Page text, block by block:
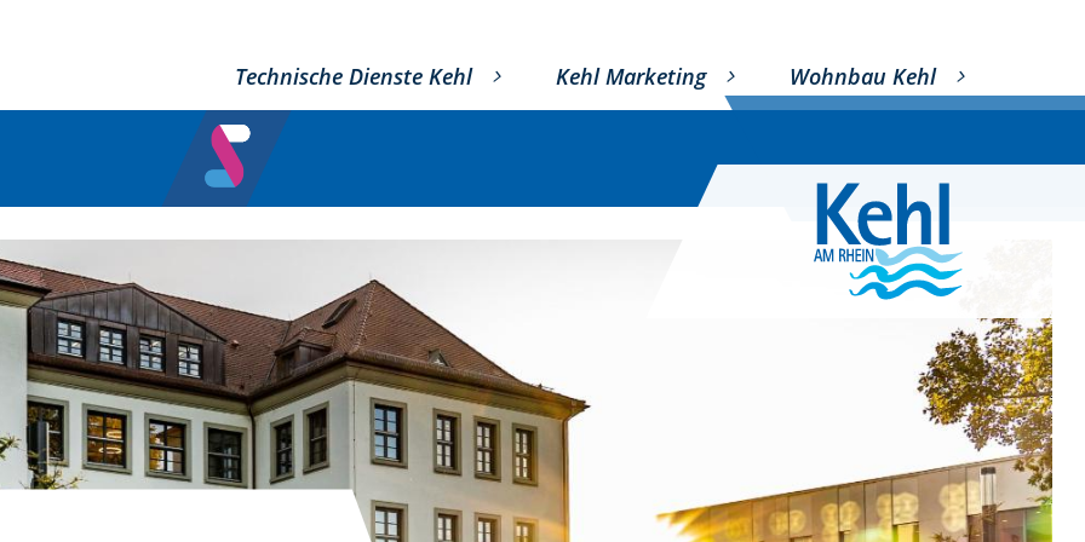
Technische Dienste Kehl Kehl Marketing Wohnbau Kehl